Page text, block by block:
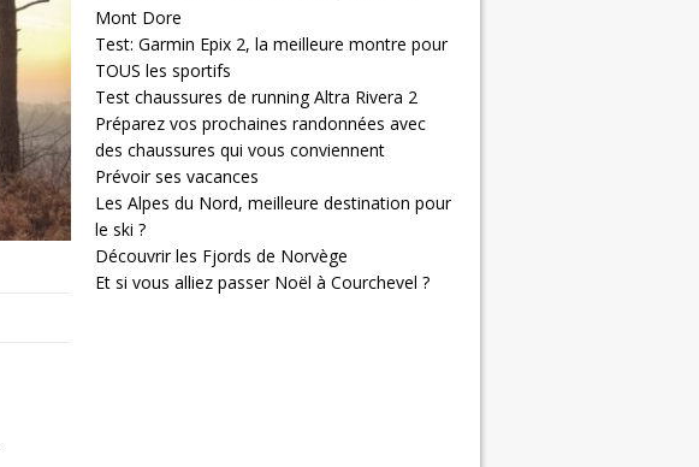
Mont Dore
Test: Garmin Epix 2, la meilleure montre pour
TOUS les sportifs
Test chaussures de running Altra Rivera 2
Préparez vos prochaines randonnées avec
des chaussures qui vous conviennent
Prévoir ses vacances
Les Alpes du Nord, meilleure destination pour
le ski ?
Découvrir les Fjords de Norvège
Et si vous alliez passer Noël à Courchevel ?